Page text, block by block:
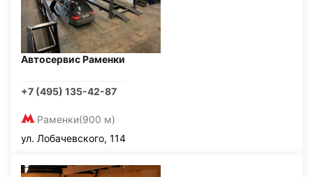
Автосервис Раменки
+7 (495) 135-42-87
Раменки(900 м)
ул. Лобачевского, 114